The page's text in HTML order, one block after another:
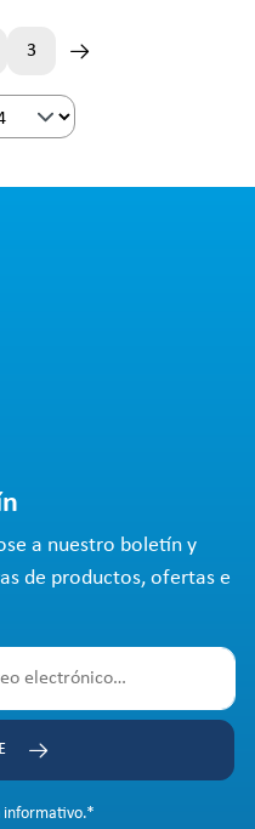
Página
3
a nuestro boletín y
de productos, ofertas e
informativo.*